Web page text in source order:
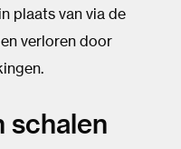
plaats van via de
verloren door
schalen